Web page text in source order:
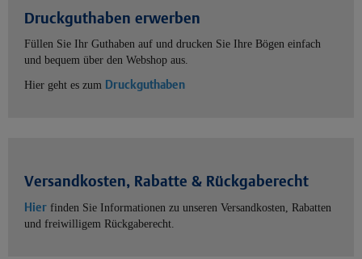
Druckguthaben erwerben
Füllen Sie Ihr Guthaben auf und drucken Sie Ihre Bögen einfach
und bequem über den Webshop aus.
Hier geht es zum Druckguthaben
Versandkosten, Rabatte & Rückgaberecht
Hier finden Sie Informationen zu unseren Versandkosten, Rabatten
und freiwilligem Rückgaberecht.